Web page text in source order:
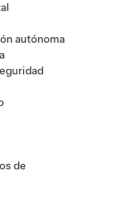
autónoma
de